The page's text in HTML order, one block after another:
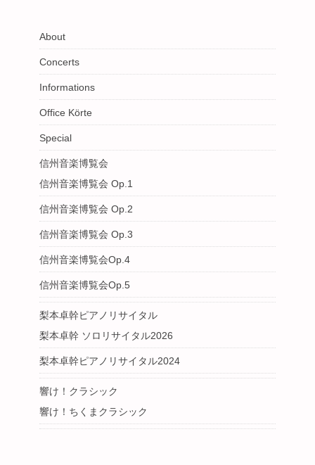
About
Concerts
Informations
Office Körte
Special
信州音楽博覧会
信州音楽博覧会 Op.1
信州音楽博覧会 Op.2
信州音楽博覧会 Op.3
信州音楽博覧会Op.4
信州音楽博覧会Op.5
梨本卓幹ピアノリサイタル
梨本卓幹 ソロリサイタル2026
梨本卓幹ピアノリサイタル2024
響け！クラシック
響け！ちくまクラシック